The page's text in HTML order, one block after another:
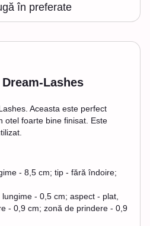
în preferate
Lashes
Aceasta este perfect
otel foarte bine finisat. Este
- 8,5 cm; tip - fără îndoire;
- 0,5 cm; aspect - plat,
- 0,9 cm; zonă de prindere - 0,9